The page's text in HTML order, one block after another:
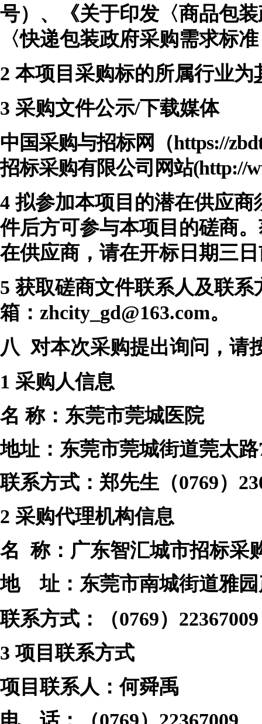
号）、《关于印发〈商品包
〈快递包装政府采购需求标
2 本项目采购标的所属行业为
3 采购文件公示/下载媒体
中国采购与招标网
（https://
招标采购有限公司网站(http://
4拟参加本项目的潜在供应
件后方可参与本项目的磋商
在供应商，请在开标日期三
5 获取磋商文件联系人及联系
箱： zhcity_gd@163.com。
八 对本次采购提出询问，请
1 采购人信息
名 称：东莞市莞城医院
地址：东莞市莞城街道莞太路
联系方式：郑先生（0769）
2 采购代理机构信息
名 称：广东智汇城市招标采
地 址： 东莞市南城街道雅
联系方式：（0769）22367009
3 项目联系方式
项目联系人：何舜禹